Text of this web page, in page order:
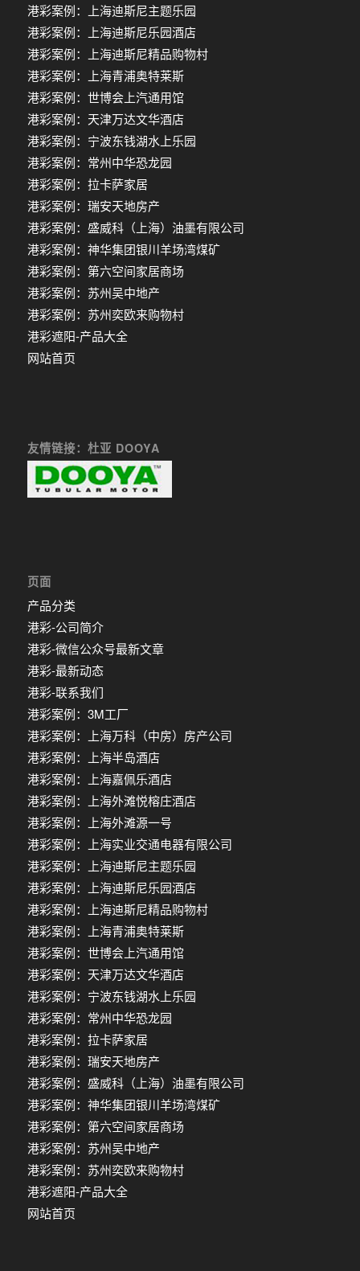
港彩案例：上海迪斯尼主题乐园
港彩案例：上海迪斯尼乐园酒店
港彩案例：上海迪斯尼精品购物村
港彩案例：上海青浦奥特莱斯
港彩案例：世博会上汽通用馆
港彩案例：天津万达文华酒店
港彩案例：宁波东钱湖水上乐园
港彩案例：常州中华恐龙园
港彩案例：拉卡萨家居
港彩案例：瑞安天地房产
港彩案例：盛威科（上海）油墨有限公司
港彩案例：神华集团银川羊场湾煤矿
港彩案例：第六空间家居商场
港彩案例：苏州吴中地产
港彩案例：苏州奕欧来购物村
港彩遮阳-产品大全
网站首页
友情链接：杜亚 DOOYA
页面
产品分类
港彩-公司简介
港彩-微信公众号最新文章
港彩-最新动态
港彩-联系我们
港彩案例：3M工厂
港彩案例：上海万科（中房）房产公司
港彩案例：上海半岛酒店
港彩案例：上海嘉佩乐酒店
港彩案例：上海外滩悦榕庄酒店
港彩案例：上海外滩源一号
港彩案例：上海实业交通电器有限公司
港彩案例：上海迪斯尼主题乐园
港彩案例：上海迪斯尼乐园酒店
港彩案例：上海迪斯尼精品购物村
港彩案例：上海青浦奥特莱斯
港彩案例：世博会上汽通用馆
港彩案例：天津万达文华酒店
港彩案例：宁波东钱湖水上乐园
港彩案例：常州中华恐龙园
港彩案例：拉卡萨家居
港彩案例：瑞安天地房产
港彩案例：盛威科（上海）油墨有限公司
港彩案例：神华集团银川羊场湾煤矿
港彩案例：第六空间家居商场
港彩案例：苏州吴中地产
港彩案例：苏州奕欧来购物村
港彩遮阳-产品大全
网站首页